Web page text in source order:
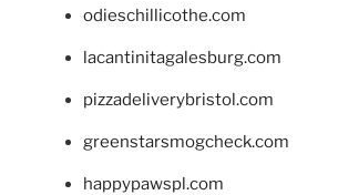
odieschillicothe.com
lacantinitagalesburg.com
pizzadeliverybristol.com
greenstarsmogcheck.com
happypawspl.com